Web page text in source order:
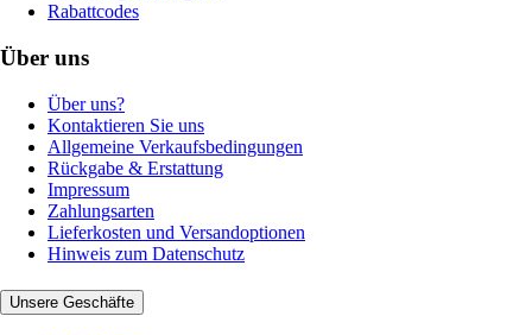
Rabattcodes
Über uns
Über uns?
Kontaktieren Sie uns
Allgemeine Verkaufsbedingungen
Rückgabe & Erstattung
Impressum
Zahlungsarten
Lieferkosten und Versandoptionen
Hinweis zum Datenschutz
Unsere Geschäfte